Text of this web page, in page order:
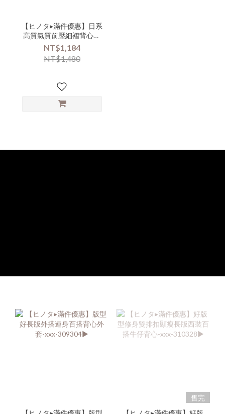
【ヒノタ▸滿件優惠】日系
高質氣質前壓細褶背心長
洋（孕媽咪合適款）-ccc-
05218▶
NT$1,184
NT$1,480
售完